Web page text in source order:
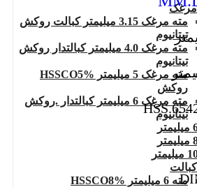
مرغک
مته مرغک 3.15 میلیمتر کبالت روکش
تیتانیوم
مته مرغک 4.0 میلیمتر کبالتدار روکش
تیتانیوم
مته مرغک 5 میلیمتر HSSCO5%
روکش
مته مرغک 6 میلیمتر کبالتدار .روکش
تیتانیوم
مته 6 میلیمتر HSSCO8%